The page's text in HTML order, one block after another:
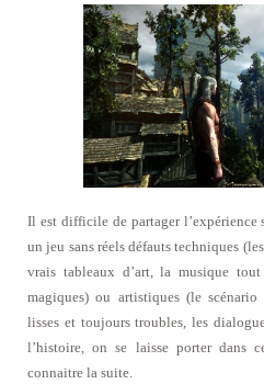
Il est difficile de partager l’expérience
un jeu sans réels défauts techniques
vrais tableaux d’art, la musique
magiques) ou artistiques (le
lisses et toujours troubles, les
l’histoire, on se laisse porter dans
connaitre la suite.